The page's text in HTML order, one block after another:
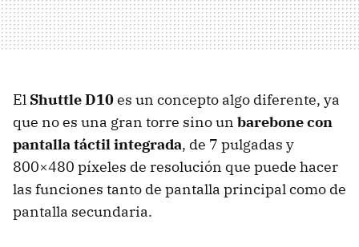
El Shuttle D10es un concepto algo diferente, ya
que no es una gran torre sino un barebone con
pantalla táctil integrada, de 7 pulgadas y
800×480 píxeles de resolución que puede hacer
las funciones tanto de pantalla principal como de
pantalla secundaria.